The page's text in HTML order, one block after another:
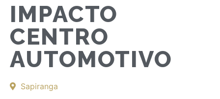
IMPACTO
CENTRO
AUTOMOTIVO
Sapiranga